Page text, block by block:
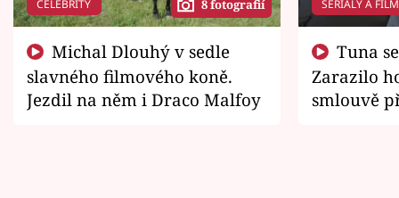
CELEBRITY 8 fotografií
slavného filmového koně.
Jezdil na něm i Draco Malfoy
SERIÁLY A
Zarazilo
smlouvě